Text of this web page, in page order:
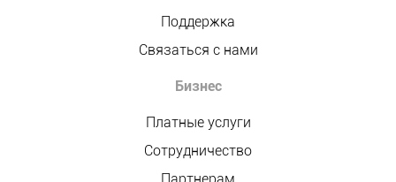
Поддержка
Связаться с нами
Бизнес
Платные услуги
Сотрудничество